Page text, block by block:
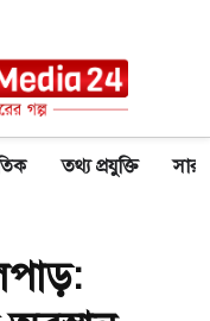
তথ্য প্রযুক্তি